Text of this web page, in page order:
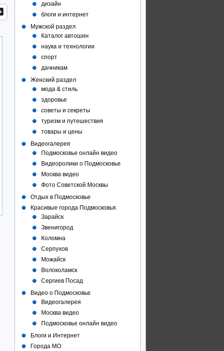
дизайн
блоги и интернет
Мужской раздел
Каталог автошин
наука и технологии
спорт
дачникам
Женский раздел
мода & стиль
здоровье
советы и секреты
туризм и путешествия
товары и цены
Видеогалерея
Подмосковье онлайн видео
Видеоролики о Подмосковье
Москва видео
Фото Советcкой Москвы
Отдых в Подмосковье
Красивые города Подмосковья.
Зарайск
Звенигород
Коломна
Серпухов
Можайск
Волоколамск
Сергиев Посад
Видео о Подмосковье
Видеогалерея
Москва видео
Подмосковье онлайн видео
Блоги и Интернет
Города МО